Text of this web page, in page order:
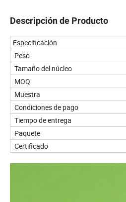
Descripción de Producto
Especificación
Peso
Tamaño del núcleo
MOQ
Muestra
Condiciones de pago
Tiempo de entrega
Paquete
Certificado